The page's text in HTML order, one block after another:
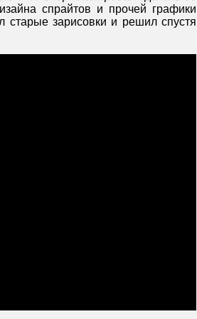
спрайтов и прочей графики
старые зарисовки и решил спустя